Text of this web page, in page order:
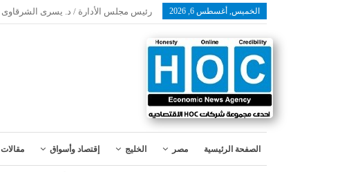
الخميس, أغسطس 6, 2026 رئيس مجلس الأدارة / د. يسرى الشرقاوى
الصفحة الرئيسية مصر الخليج إقتصاد وأسواق مقالات